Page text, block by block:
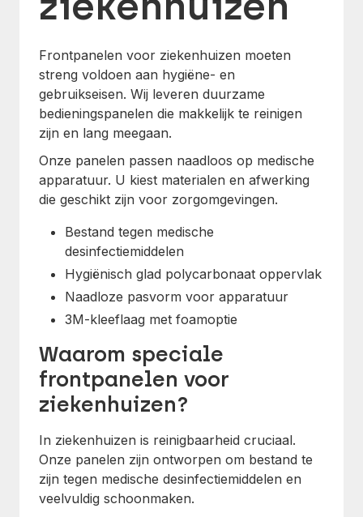
Frontpanelen voor ziekenhuizen moeten
streng voldoen aan hygiëne- en
gebruikseisen. Wij leveren duurzame
bedieningspanelen die makkelijk te reinigen
zijn en lang meegaan.
Onze panelen passen naadloos op medische
apparatuur. U kiest materialen en afwerking
die geschikt zijn voor zorgomgevingen.
Bestand tegen medische
desinfectiemiddelen
Hygiënisch glad polycarbonaat oppervlak
Naadloze pasvorm voor apparatuur
3M-kleeflaag met foamoptie
Waarom speciale
frontpanelen voor
ziekenhuizen?
In ziekenhuizen is reinigbaarheid cruciaal.
Onze panelen zijn ontworpen om bestand te
zijn tegen medische desinfectiemiddelen en
veelvuldig schoonmaken.